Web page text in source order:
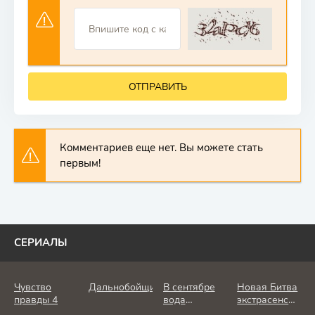
ОТПРАВИТЬ
Комментариев еще нет. Вы можете стать
первым!
СЕРИАЛЫ
Чувство
правды 4
Дальнобойщик
В сентябре
вода
Новая Битва
экстрасенсов